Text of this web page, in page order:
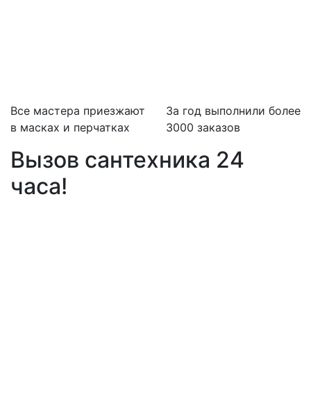
Все мастера приезжают
в масках и перчатках
За год выполнили более
3000 заказов
Вызов сантехника 24
часа!